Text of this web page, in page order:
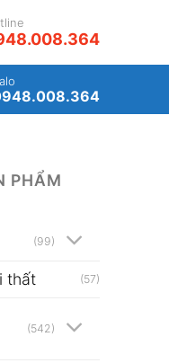
PHẨM
(99)
thất (57)
(542)